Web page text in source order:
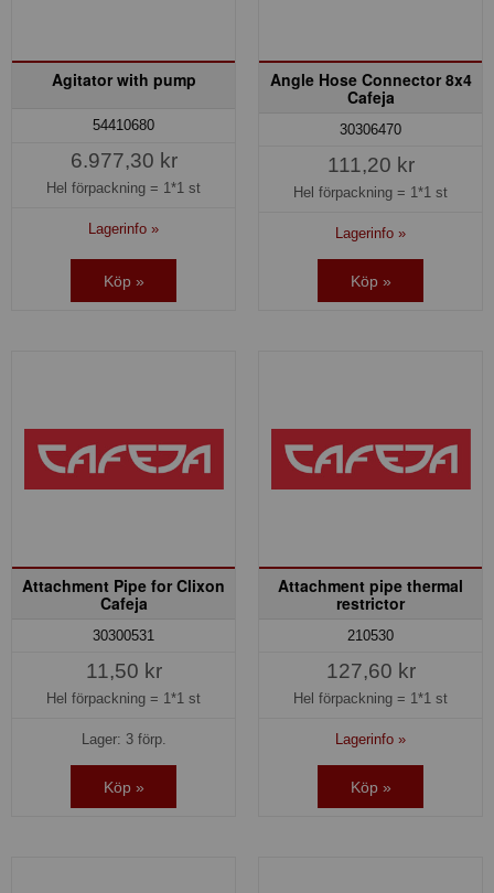
Agitator with pump
54410680
6.977,30 kr
Hel förpackning = 1*1 st
Lagerinfo »
Köp »
Angle Hose Connector 8x4
Cafeja
30306470
111,20 kr
Hel förpackning = 1*1 st
Lagerinfo »
Köp »
Attachment Pipe for Clixon
Cafeja
30300531
11,50 kr
Hel förpackning = 1*1 st
Lager: 3 förp.
Köp »
Attachment pipe thermal
restrictor
210530
127,60 kr
Hel förpackning = 1*1 st
Lagerinfo »
Köp »